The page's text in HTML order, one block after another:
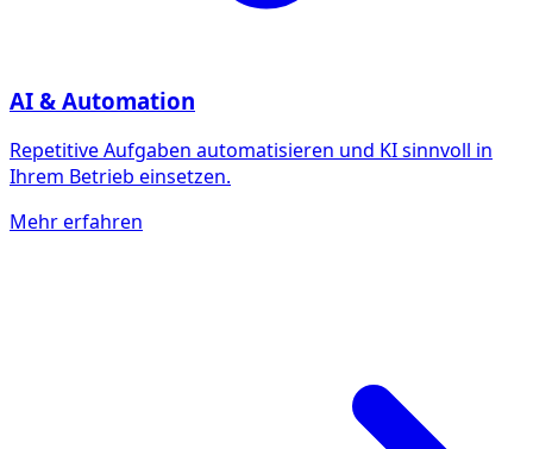
AI & Automation
Repetitive Aufgaben automatisieren und KI sinnvoll in
Ihrem Betrieb einsetzen.
Mehr erfahren